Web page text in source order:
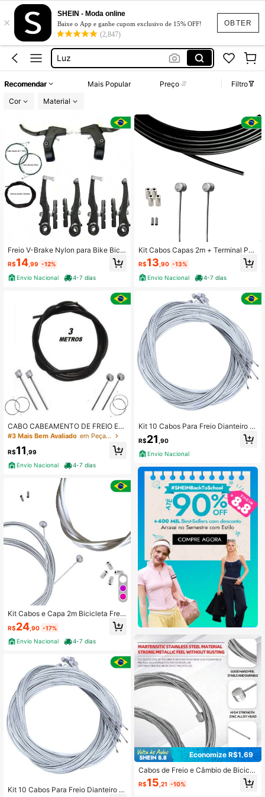
OBTER
×
SHEIN - Moda online
Baixe o App e ganhe cupom exclusivo de 15% OFF!
(2,847)
כבל בלם אופנייםכבל מהירות
Bicicleta Aro 20
Bicicleta Aro 26
Luz
Recomendar Mais Popular Preço
Filtro
Cor
Material
Freio V-Brake Nylon para Bike Bicic
leta Aro 16, 20, 24 e 26 - Cabos Ma
çanetas e freios dianteiro e traseiro
R$14 ,99 -12%
Envio Nacional
4-7 dias
CABO CABEAMENTO DE FREIO E
MARCHA COM CONDUITE TEFLO
NADO PARA BIKE BICICLETA - ESC
OLHA SEU KIT
#3 Mais Bem Avaliado em Peças de bicicleta
R$11 ,99
Envio Nacional
4-7 dias
Kit Cabos e Capa 2m Bicicleta Freio
Mtb Jogo Completo Freio Bike
R$24 ,90 -17%
Envio Nacional
4-7 dias
Kit 10 Cabos Para Freio Dianteiro 1.
Kit Cabos Capas 2m + Terminal Par
a Bicicleta Bike Motorizada
R$13 ,90 -13%
Envio Nacional
4-7 dias
Kit 10 Cabos Para Freio Dianteiro 1.
5x1400mm Aço Galvanizado
R$21 ,90
Envio Nacional
Economize R$1,69
Cabos de Freio e Câmbio de Bicicle
ta VXM, Conjunto de Cabos de Câm
bio e Freio em Aço Inoxidável, Fio In
R$15 ,21 -10%